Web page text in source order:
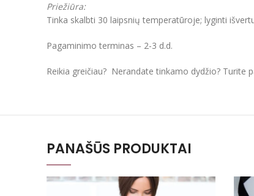
Priežiūra:
Tinka skalbti 30 laipsnių temperatūroje; lyginti
Pagaminimo terminas – 2-3 d.d.
Reikia greičiau? Nerandate tinkamo dydžio? Turite
PANAŠŪS PRODUKTAI